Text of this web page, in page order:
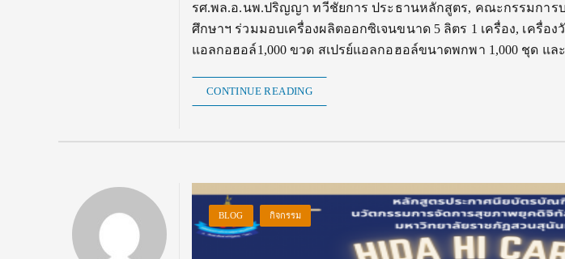
รศ.พล.อ.นพ.ปริญญา ทวีชัยการ ประธานหลักสูตร, คณะกรรมกา
ศึกษาฯ ร่วมมอบเครื่องผลิตออกซิเจนขนาด 5 ลิตร 1 เครื่อง, เครื่องวั
แอลกอฮอล์1,000 ขวด สเปรย์แอลกอฮอล์ขนาดพกพา 1,000 ชุด แ
CONTINUE READING
BLOG กิจกรรม